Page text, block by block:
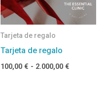
Tarjeta de regalo
Tarjeta de regalo
100,00 € - 2.000,00 €